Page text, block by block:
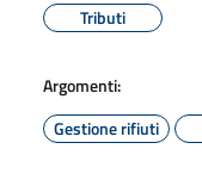
Tributi
Argomenti:
Gestione rifiuti